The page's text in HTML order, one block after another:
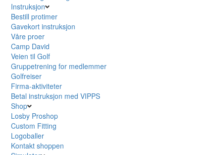
Instruksjon
Bestill protimer
Gavekort instruksjon
Våre proer
Camp David
Veien til Golf
Gruppetrening for medlemmer
Golfreiser
Firma-aktiviteter
Betal instruksjon med VIPPS
Shop
Losby Proshop
Custom Fitting
Logoballer
Kontakt shoppen